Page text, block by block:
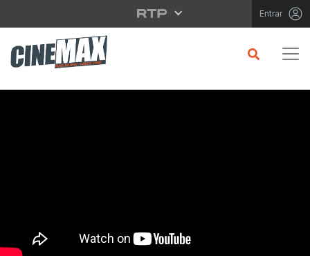
Saltar para o conteúdo principal Entrar
Filme em Cartaz